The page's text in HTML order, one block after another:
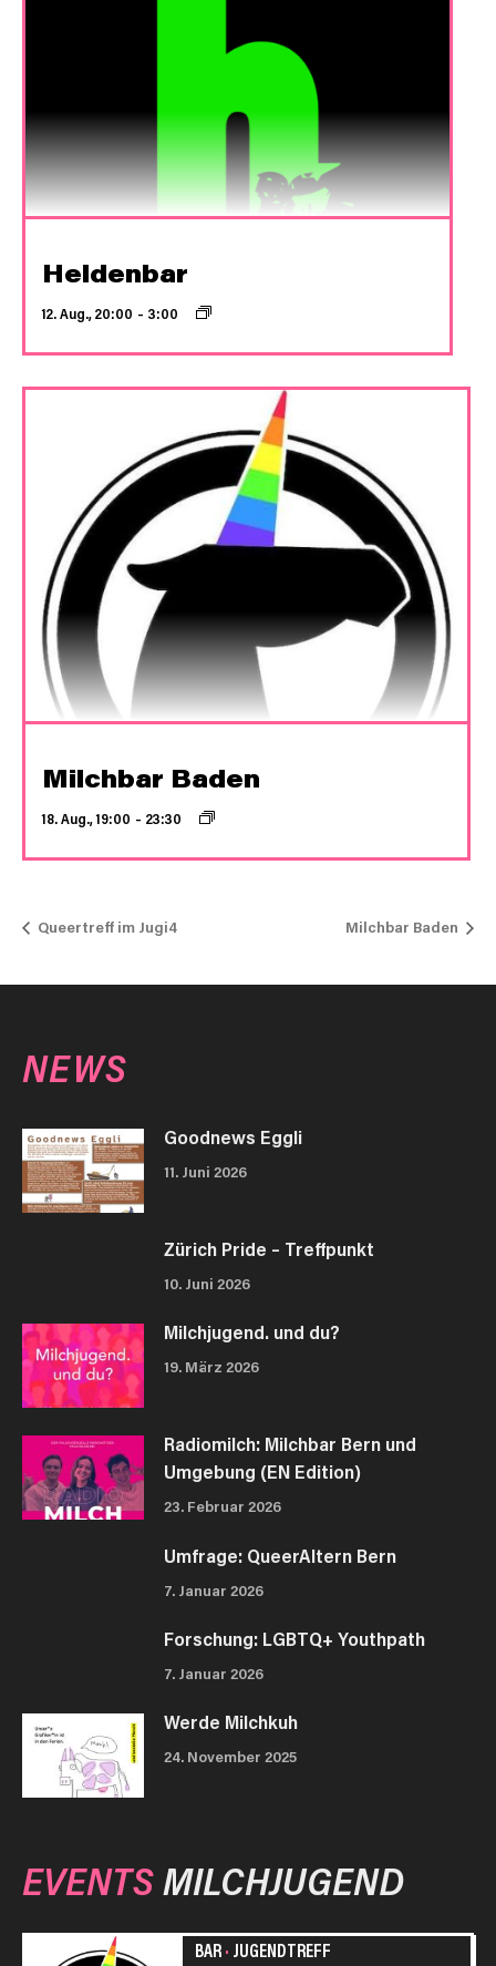
Heldenbar
12. Aug., 20:00 – 3:00
Milchbar Baden
18. Aug., 19:00 – 23:30
Queertreff im Jugi4 Milchbar Baden
NEWS
Goodnews Eggli
11. Juni 2026
Zürich Pride – Treffpunkt
10. Juni 2026
Milchjugend. und du?
19. März 2026
Radiomilch: Milchbar Bern und
Umgebung (EN Edition)
23. Februar 2026
Umfrage: QueerAltern Bern
7. Januar 2026
Forschung: LGBTQ+ Youthpath
7. Januar 2026
Werde Milchkuh
24. November 2025
EVENTSMILCHJUGEND
BAR· JUGENDTREFF